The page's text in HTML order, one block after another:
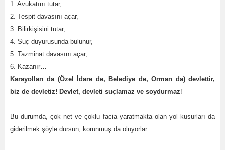
1. Avukatını tutar,
2. Tespit davasını açar,
3. Bilirkişisini tutar,
4. Suç duyurusunda bulunur,
5. Tazminat davasını açar,
6. Kazanır…
Karayolları da (Özel İdare de, Belediye de, Orman da) devlettir,
biz de devletiz! Devlet, devleti suçlamaz ve soydurmaz!”
Bu durumda, çok net ve çoklu facia yaratmakta olan yol kusurları da
giderilmek şöyle dursun, korunmuş da oluyorlar.